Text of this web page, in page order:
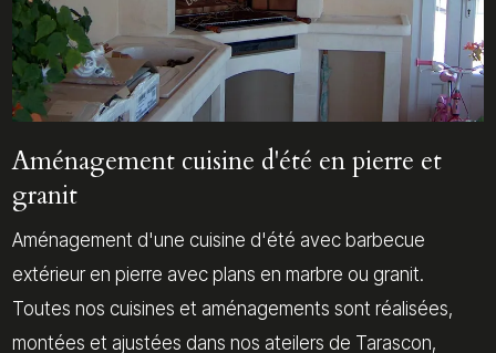
Aménagement cuisine d'été en pierre et
granit
Aménagement d'une cuisine d'été avec barbecue
extérieur en pierre avec plans en marbre ou granit.
Toutes nos cuisines et aménagements sont réalisées,
montées et ajustées dans nos ateilers de Tarascon,